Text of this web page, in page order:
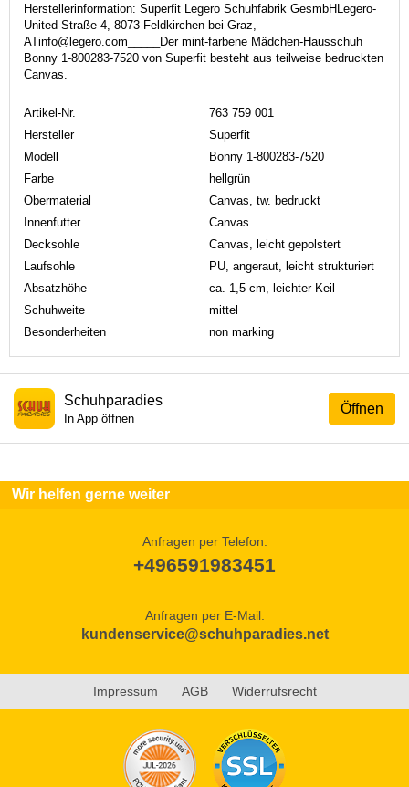
Herstellerinformation: Superfit Legero Schuhfabrik GesmbHLegero-
United-Straße 4, 8073 Feldkirchen bei Graz,
ATinfo@legero.com_____Der mint-farbene Mädchen-Hausschuh
Bonny 1-800283-7520 von Superfit besteht aus teilweise bedruckten
Canvas.
Artikel-Nr.
763 759 001
Hersteller
Superfit
Modell
Bonny 1-800283-7520
Farbe
hellgrün
Obermaterial
Canvas, tw. bedruckt
Innenfutter
Canvas
Decksohle
Canvas, leicht gepolstert
Laufsohle
PU, angeraut, leicht strukturiert
Absatzhöhe
ca. 1,5 cm, leichter Keil
Schuhweite
mittel
Besonderheiten
non marking
Öffnen
Schuhparadies
In App öffnen
Wir helfen gerne weiter
Anfragen per Telefon:
+496591983451
Anfragen per E-Mail:
kundenservice@schuhparadies.net
Impressum AGB Widerrufsrecht